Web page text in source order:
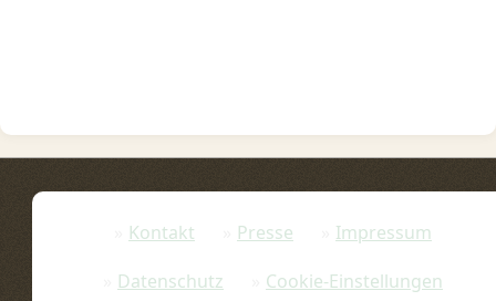
Kontakt Presse
Impressum
Datenschutz
Cookie-Einstellungen